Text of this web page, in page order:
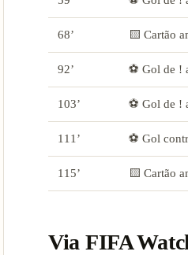
68’ 🟨 Cartão
92’ ⚽ Gol de !
103’ ⚽ Gol de !
111’ ⚽ Gol
115’ 🟨 Cartão
Via FIFA